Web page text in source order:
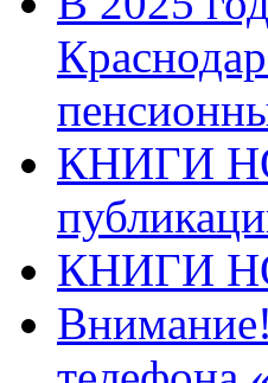
КНИГИ
КНИГИ